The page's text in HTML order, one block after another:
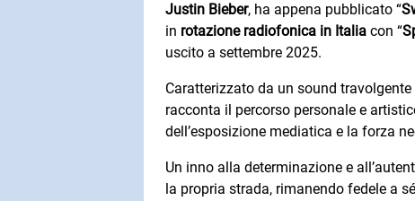
Justin Bieber, ha appena pubblicato “
in rotazione radiofonica in Italia con “
uscito a settembre 2025.
Caratterizzato da un sound travolgente
racconta il percorso personale e
dell’esposizione mediatica e la forza
Un inno alla determinazione e
la propria strada, rimanendo fedele a